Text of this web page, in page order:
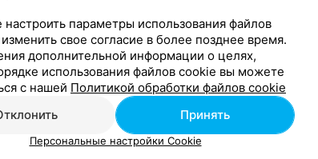
,
,
параметры использования файлов
свое согласие в более позднее время.
дополнительной информации о целях,
использования файлов cookie вы можете
с нашей Политикой обработки файлов cookie
Принять
Персональные настройки Cookie